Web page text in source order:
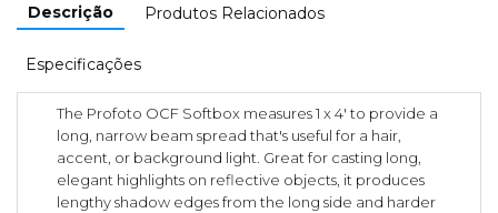
Descrição Produtos Relacionados
Especificações
The Profoto OCF Softbox measures 1 x 4' to provide a
long, narrow beam spread that's useful for a hair,
accent, or background light. Great for casting long,
elegant highlights on reflective objects, it produces
lengthy shadow edges from the long side and harder